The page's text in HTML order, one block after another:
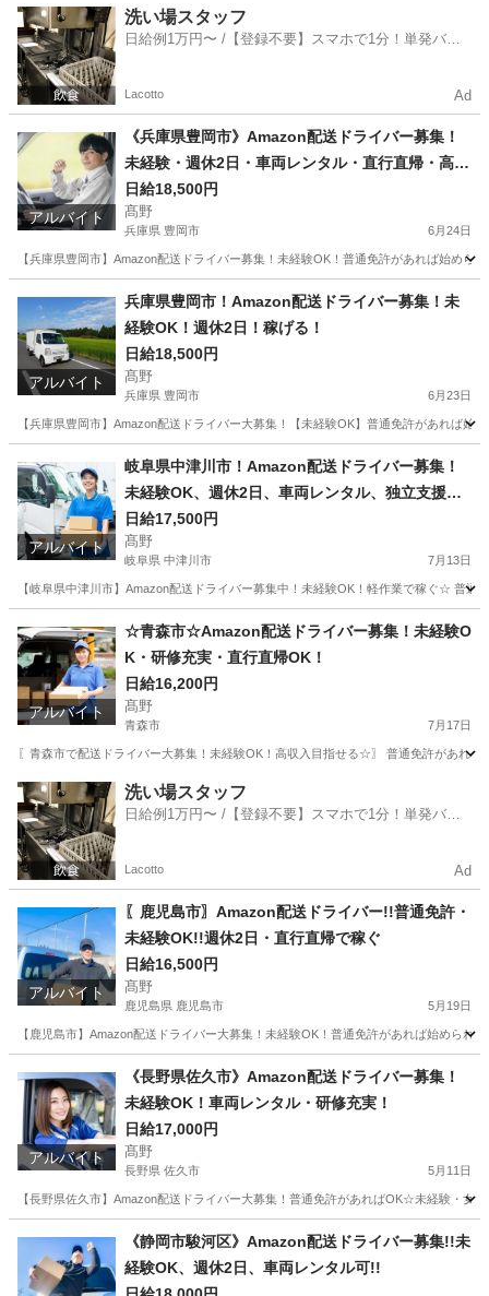
鹿児島 鹿児島市 ドライバー
洗い場スタッフ
日給例1万円〜 /【登録不要】スマホで1分！単発バイ
Lacotto Ad
アルバイト
《兵庫県豊岡市》Amazon配送ドライバー募集！
未経験・週休2日・車両レンタル・直行直帰・高収
入
日給18,500円
髙野
兵庫県 豊岡市 6月24日
【兵庫県豊岡市】Amazon配送ドライバー募集！未経験OK！普通免許があれば始め
ドライバー
アルバイト
兵庫県豊岡市！Amazon配送ドライバー募集！未
経験OK！週休2日！稼げる！
日給18,500円
髙野
兵庫県 豊岡市 6月23日
【兵庫県豊岡市】Amazon配送ドライバー大募集！【未経験OK】普通免許があれば
ドライバー Amazon
アルバイト
岐阜県中津川市！Amazon配送ドライバー募集！
未経験OK、週休2日、車両レンタル、独立支援
も！
日給17,500円
髙野
岐阜県 中津川市 7月13日
【岐阜県中津川市】Amazon配送ドライバー募集中！未経験OK！軽作業で稼ぐ☆ 普
ドライバー Amazon
アルバイト
☆青森市☆Amazon配送ドライバー募集！未経験O
K・研修充実・直行直帰OK！
日給16,200円
髙野
青森市 7月17日
〖青森市で配送ドライバー大募集！未経験OK！高収入目指せる☆〗 普通免許があれ
青森 青森市 ドライバー Amazon
洗い場スタッフ
日給例1万円〜 /【登録不要】スマホで1分！単発バイ
Lacotto Ad
アルバイト
〖鹿児島市〗Amazon配送ドライバー!!普通免許・
未経験OK!!週休2日・直行直帰で稼ぐ
日給16,500円
髙野
鹿児島県 鹿児島市 5月19日
【鹿児島市】Amazon配送ドライバー大募集！未経験OK！普通免許があれば始めら
鹿児島市 ドライバー
アルバイト
《長野県佐久市》Amazon配送ドライバー募集！
未経験OK！車両レンタル・研修充実！
日給17,000円
髙野
長野県 佐久市 5月11日
【長野県佐久市】Amazon配送ドライバー大募集！普通免許があればOK☆未経験・女
ドライバー Amazon
《静岡市駿河区》Amazon配送ドライバー募集!!未
経験OK、週休2日、車両レンタル可!!